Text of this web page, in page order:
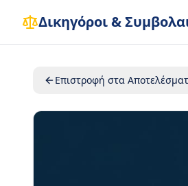
Δικηγόροι &
Επιστροφή στα